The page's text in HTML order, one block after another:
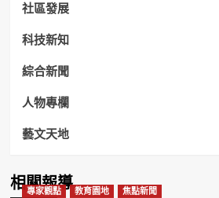
社區發展
科技新知
綜合新聞
人物專欄
藝文天地
相關報導
專家觀點 教育園地 焦點新聞